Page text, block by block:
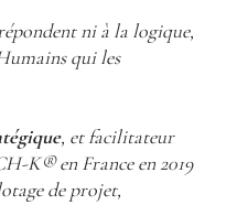
ni à la logique,
qui les
, et facilitateur
K® en France en 2019
de projet,